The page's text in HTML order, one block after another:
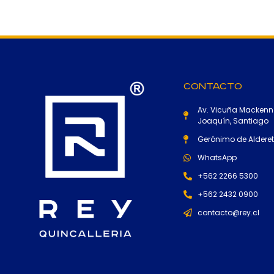
Contacto
Av. Vicuña
Joaquín, Santiago
Gerónimo de
WhatsApp
+562 2266 5300
+562 2432 0900
contacto@rey.cl